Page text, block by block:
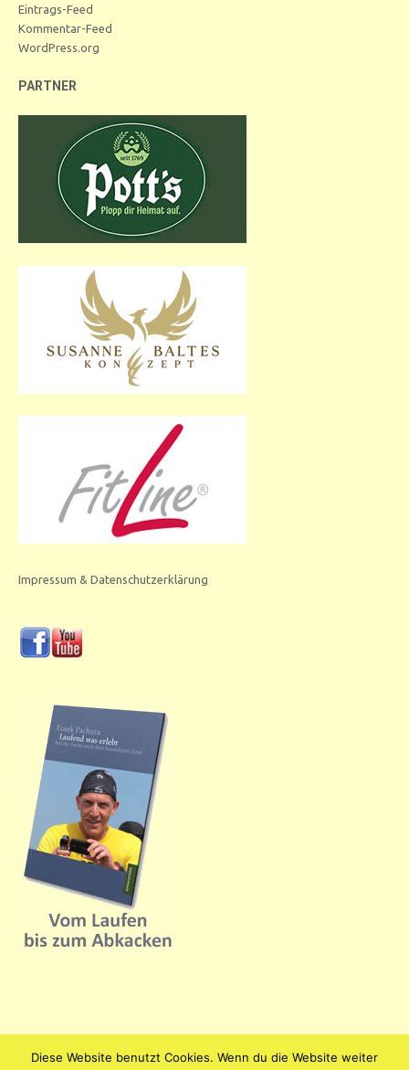
Eintrags-Feed
Kommentar-Feed
WordPress.org
PARTNER
Impressum & Datenschutzerklärung
Diese Website benutzt Cookies. Wenn du die Website weiter